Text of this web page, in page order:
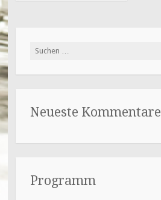
Suchen
Neueste Kommentare
Programm